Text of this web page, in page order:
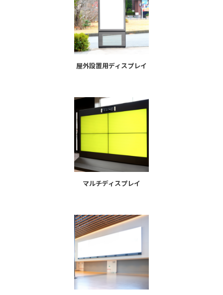
屋外設置用ディスプレイ
マルチディスプレイ